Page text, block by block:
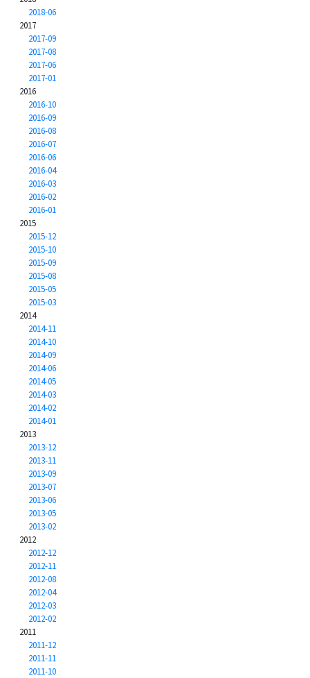
2018-06
2017
2017-09
2017-08
2017-06
2017-01
2016
2016-10
2016-09
2016-08
2016-07
2016-06
2016-04
2016-03
2016-02
2016-01
2015
2015-12
2015-10
2015-09
2015-08
2015-05
2015-03
2014
2014-11
2014-10
2014-09
2014-06
2014-05
2014-03
2014-02
2014-01
2013
2013-12
2013-11
2013-09
2013-07
2013-06
2013-05
2013-02
2012
2012-12
2012-11
2012-08
2012-04
2012-03
2012-02
2011
2011-12
2011-11
2011-10